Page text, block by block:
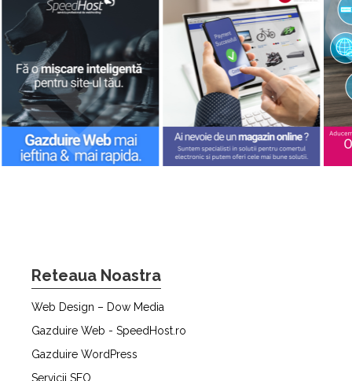
Reteaua Noastra
Web Design – Dow Media
Gazduire Web - SpeedHost.ro
Gazduire WordPress
Servicii SEO